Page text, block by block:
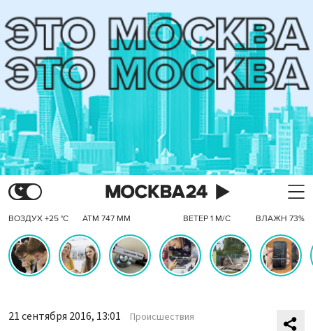
ВОЗДУХ +25 °C АТМ 747 ММ ВЕТЕР 1 М/С ВЛАЖН 73%
21 сентября 2016, 13:01 Происшествия